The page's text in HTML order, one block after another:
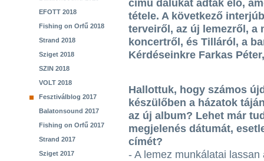
EFOTT 2018
Fishing on Orfű 2018
Strand 2018
Sziget 2018
SZIN 2018
VOLT 2018
Fesztiválblog 2017
Balatonsound 2017
Fishing on Orfű 2017
Strand 2017
Sziget 2017
című dalukat adták elő,
tétele. A következő
terveiről, az új lemezről, a
koncertről, és Tilláról, a
Kérdéseinkre Farkas
Hallottuk, hogy számos
készülőben a házatok
az új album? Lehet már
megjelenés dátumát,
címét?
- A lemez munkálatai lassan